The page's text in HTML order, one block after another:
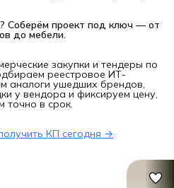
в наличии и под заказ
Соберём проект под ключ — от
до мебели.
закупки и тендеры по
реестровое ИТ-
аналоги ушедших брендов,
у вендора и фиксируем цену,
точно в срок.
КП сегодня →